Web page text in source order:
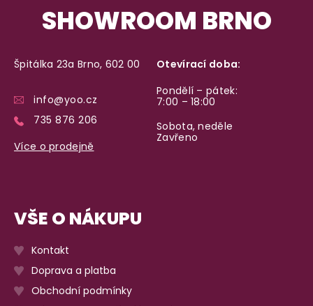
SHOWROOM BRNO
Špitálka 23a Brno, 602 00
info@yoo.cz
735 876 206
Více o prodejně
Otevírací doba:
Pondělí – pátek:
7:00 – 18:00
Sobota, neděle
Zavřeno
VŠE O NÁKUPU
Kontakt
Doprava a platba
Obchodní podmínky